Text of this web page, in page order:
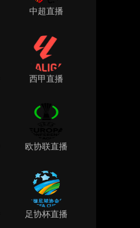
中超直播
西甲直播
欧协联直播
足协杯直播